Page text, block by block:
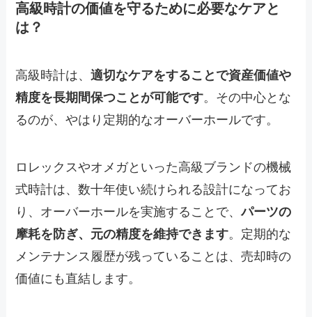
高級時計の価値を守るために必要なケアと
は？
高級時計は、適切なケアをすることで資産価値や
精度を長期間保つことが可能です。その中心とな
るのが、やはり定期的なオーバーホールです。
ロレックスやオメガといった高級ブランドの機械
式時計は、数十年使い続けられる設計になってお
り、オーバーホールを実施することで、パーツの
摩耗を防ぎ、元の精度を維持できます。定期的な
メンテナンス履歴が残っていることは、売却時の
価値にも直結します。